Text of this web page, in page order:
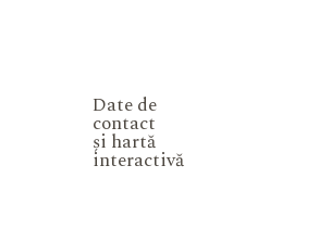
Date de
contact
și hartă
interactivă